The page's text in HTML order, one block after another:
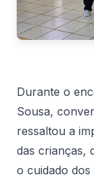
Durante o
Sousa,
ressaltou a
das crianças,
o cuidado